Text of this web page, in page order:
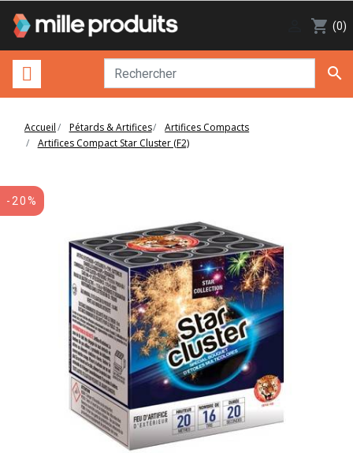
shopping_cart (0)

Accueil Pétards & Artifices
Artifices Compacts
Artifices Compact Star Cluster (F2)
-20%